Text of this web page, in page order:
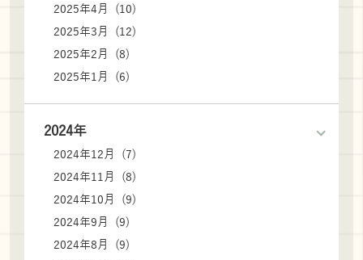
2025年4月 (10)
2025年3月 (12)
2025年2月 (8)
2025年1月 (6)
2024年
2024年12月 (7)
2024年11月 (8)
2024年10月 (9)
2024年9月 (9)
2024年8月 (9)